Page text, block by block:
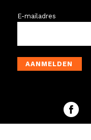
E-mailadres
AANMELDEN